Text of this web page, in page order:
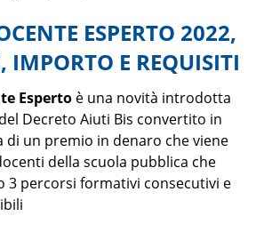
ESPERTO 2022,
IMPORTO E REQUISITI
Esperto è una novità introdotta
Decreto Aiuti Bis convertito in
di un premio in denaro che viene
della scuola pubblica che
3 percorsi formativi consecutivi e